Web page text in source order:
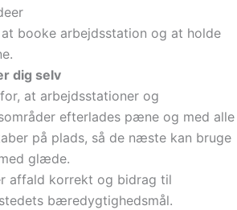
at booke arbejdsstation og at holde
dig selv
at arbejdsstationer og
efterlades pæne og med alle
på plads, så de næste kan bruge
glæde.
affald korrekt og bidrag til
bæredygtighedsmål.